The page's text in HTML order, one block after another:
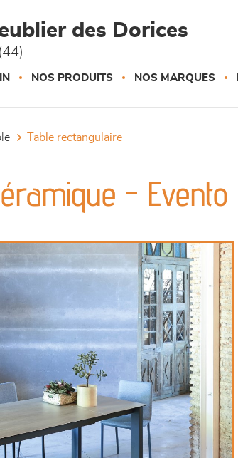
des Dorices
NOS PRODUITS NOS MARQUES
table rectangulaire
- Evento